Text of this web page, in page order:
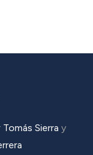
Tomás Sierra y